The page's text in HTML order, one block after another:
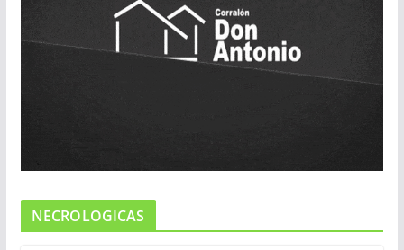
NECROLOGICAS